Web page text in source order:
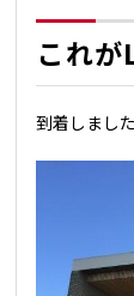
これが
到着しまし